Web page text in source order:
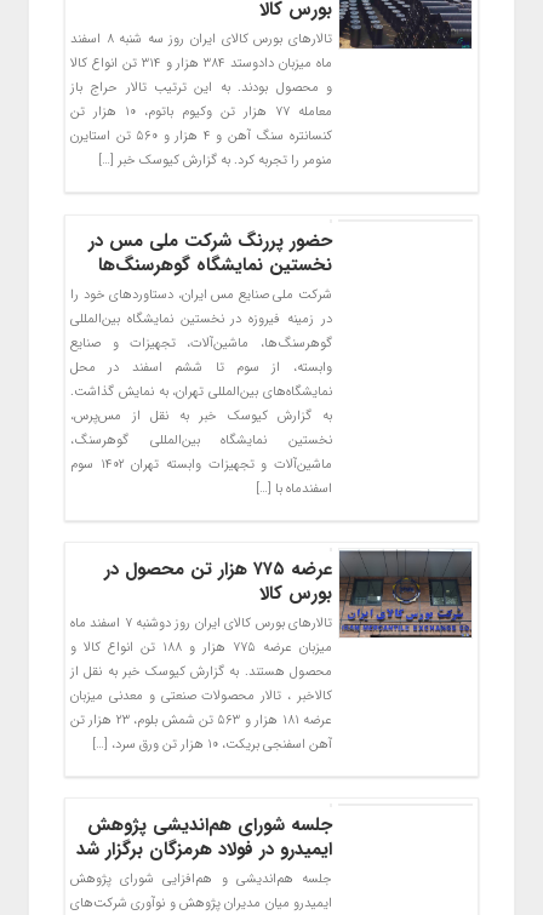
بورس کالا
تالارهای بورس کالای ایران روز سه شنبه ۸ اسفند
ماه میزبان دادوستد ۳۸۴ هزار و ۳۱۴ تن انواع کالا
و محصول بودند. به این ترتیب تالار حراج باز
معامله ۷۷ هزار تن وکیوم باتوم، ۱۰ هزار تن
کنسانتره سنگ آهن و ۴ هزار و ۵۶۰ تن استایرن
منومر را تجربه کرد. به گزارش کیوسک خبر […]
حضور پررنگ شرکت ملی مس در
نخستین نمایشگاه گوهرسنگ‌ها
شرکت ملی صنایع مس ایران، دستاوردهای خود را
در زمینه فیروزه در نخستین نمایشگاه بین‌المللی
گوهرسنگ‌ها، ماشین‌آلات، تجهیزات و صنایع
وابسته، از سوم تا ششم اسفند در محل
نمایشگاه‌های بین‌المللی تهران، به نمایش گذاشت.
به گزارش کیوسک خبر به نقل از مس‌پرس،
نخستین نمایشگاه بین‌المللی گوهرسنگ،
ماشین‌آلات و تجهیزات وابسته تهران ۱۴۰۲ سوم
اسفندماه با […]
عرضه ۷۷۵ هزار تن محصول در
بورس کالا
تالارهای بورس کالای ایران روز دوشنبه ۷ اسفند ماه
میزبان عرضه ۷۷۵ هزار و ۱۸۸ تن انواع کالا و
محصول هستند. به گزارش کیوسک خبر به نقل از
کالاخبر ، تالار محصولات صنعتی و معدنی میزبان
عرضه ۱۸۱ هزار و ۵۶۳ تن شمش بلوم، ۲۳ هزار تن
آهن اسفنجی بریکت، ۱۰ هزار تن ورق سرد، […]
جلسه شورای هم‌اندیشی پژوهش
ایمیدرو در فولاد هرمزگان برگزار شد
جلسه هم‌اندیشی و هم‌افزایی شورای پژوهش
ایمیدرو میان مدیران پژوهش و نوآوری شرکت‌های